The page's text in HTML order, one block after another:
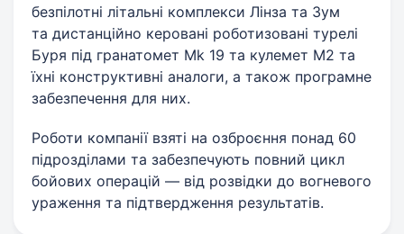
безпілотні літальні комплекси Лінза та Зум
та дистанційно керовані роботизовані турелі
Буря під гранатомет Mk 19 та кулемет М2 та
їхні конструктивні аналоги, а також програмне
забезпечення для них.
Роботи компанії взяті на озброєння понад 60
підрозділами та забезпечують повний цикл
бойових операцій — від розвідки до вогневого
ураження та підтвердження результатів.